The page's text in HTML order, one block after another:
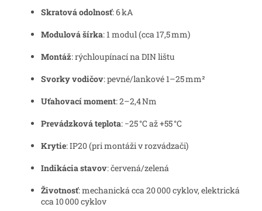
Skratová odolnosť: 6 kA
Modulová šírka: 1 modul (cca 17,5 mm)
Montáž: rýchloupínací na DIN lištu
Svorky vodičov: pevné/lankové 1–25 mm²
Uťahovací moment: 2–2,4 Nm
Prevádzková teplota: −25 °C až +55 °C
Krytie: IP20 (pri montáži v rozvádzači)
Indikácia stavov: červená/zelená
Životnosť: mechanická cca 20 000 cyklov, elektrická
cca 10 000 cyklov